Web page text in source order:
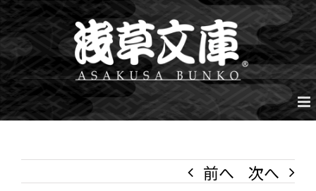
Skip
to
content
前へ 次へ